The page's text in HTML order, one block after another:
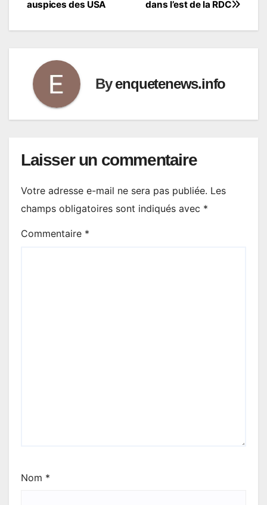
l’article dans l’est de la RDC
auspices des USA
Byenquetenews.info
Laisser un commentaire
Votre adresse e-mail ne sera pas publiée. Les
champs obligatoires sont indiqués avec *
Commentaire *
Nom *